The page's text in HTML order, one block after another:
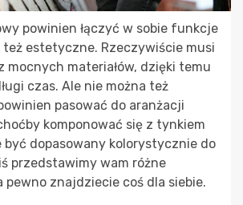
powinien łączyć w sobie funkcje
estetyczne. Rzeczywiście musi
mocnych materiałów, dzięki temu
czas. Ale nie można też
pasować do aranżacji
komponować się z tynkiem
być dopasowany kolorystycznie do
przedstawimy wam różne
pewno znajdziecie coś dla siebie.